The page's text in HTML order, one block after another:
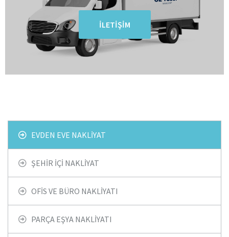
İLETIŞIM
EVDEN EVE NAKLIYAT
ŞEHIR İÇI NAKLIYAT
OFIS VE BÜRO NAKLIYATI
PARÇA EŞYA NAKLIYATI